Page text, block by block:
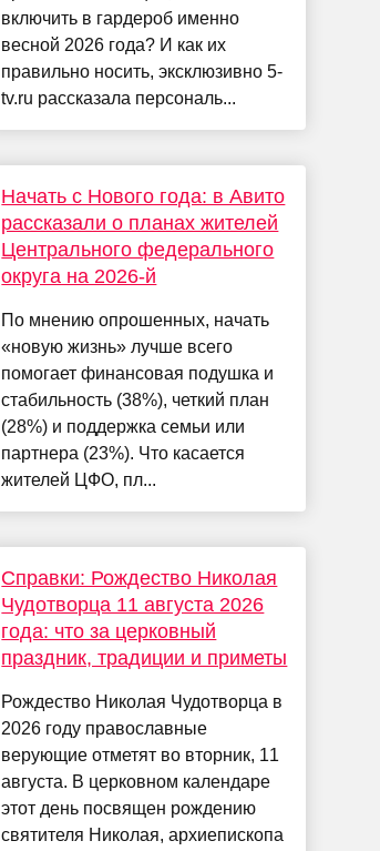
включить в гардероб именно
весной 2026 года? И как их
правильно носить, эксклюзивно 5-
tv.ru рассказала персональ...
Начать с Нового года: в Авито
рассказали о планах жителей
Центрального федерального
округа на 2026-й
По мнению опрошенных, начать
«новую жизнь» лучше всего
помогает финансовая подушка и
стабильность (38%), четкий план
(28%) и поддержка семьи или
партнера (23%). Что касается
жителей ЦФО, пл...
Справки: Рождество Николая
Чудотворца 11 августа 2026
года: что за церковный
праздник, традиции и приметы
Рождество Николая Чудотворца в
2026 году православные
верующие отметят во вторник, 11
августа. В церковном календаре
этот день посвящен рождению
святителя Николая, архиепископа